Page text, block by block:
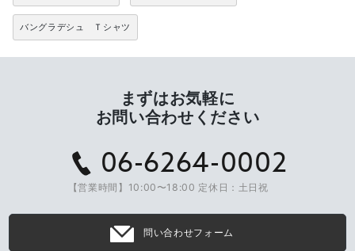
バングラデシュ Ｔシャツ
まずはお気軽に
お問い合わせください
06-6264-0002
【営業時間】10:00〜18:00 定休日：土日祝
問い合わせフォーム